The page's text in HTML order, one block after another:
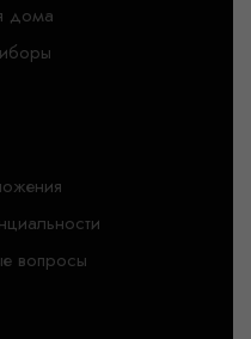
дома
вопросы